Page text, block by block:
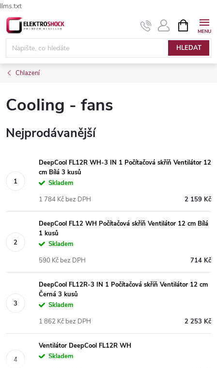
llms.txt
Přejít
na
obsah
HLEDAT
NÁKUPNÍ
KOŠÍK
Chlazení
Cooling - fans
Nejprodávanější
DeepCool FL12R WH-3 IN 1 Počítačová skříň Ventilátor 12
cm Bílá 3 kusů
Skladem
2 159 Kč
1 784 Kč bez DPH
DeepCool FL12 WH Počítačová skříň Ventilátor 12 cm Bílá
1 kusů
Skladem
714 Kč
590 Kč bez DPH
DeepCool FL12R-3 IN 1 Počítačová skříň Ventilátor 12 cm
Černá 3 kusů
Skladem
2 253 Kč
1 862 Kč bez DPH
Ventilátor DeepCool FL12R WH
Skladem
Elektroshock.cz - Chat